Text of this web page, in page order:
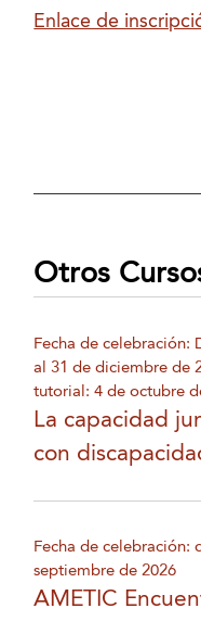
Enlace de
Otros
Fecha de celebración:
al 31 de diciembre de
tutorial: 4 de octubre
La capacidad
con
Fecha de celebración:
septiembre de 2026
AMETIC